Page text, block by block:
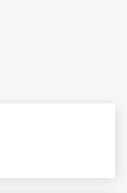
hvězdiček.